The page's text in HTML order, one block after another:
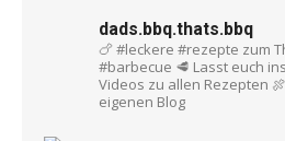
dads.bbq.thats.bbq
🍗 #leckere #rezepte zum
#barbecue 🥩 Lasst euch
Videos zu allen Rezepten
eigenen Blog